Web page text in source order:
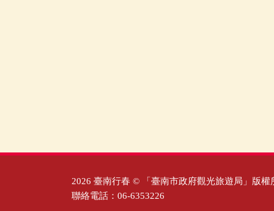
2026 臺南行春 © 「臺南市政府觀光旅遊局」版權
聯絡電話：06-6353226